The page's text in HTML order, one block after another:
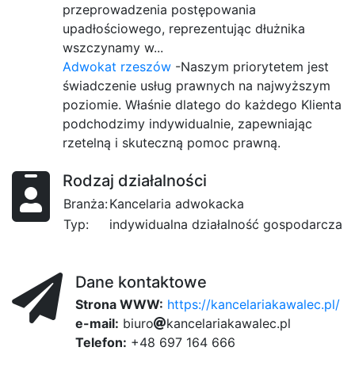
przeprowadzenia postępowania
upadłościowego, reprezentując dłużnika
wszczynamy w...
Adwokat rzeszów -Naszym priorytetem jest
świadczenie usług prawnych na najwyższym
poziomie. Właśnie dlatego do każdego Klienta
podchodzimy indywidualnie, zapewniając
rzetelną i skuteczną pomoc prawną.
Rodzaj działalności
Branża:Kancelaria adwokacka
Typ:
indywidualna działalność gospodarcza
Dane kontaktowe
Strona WWW: https://kancelariakawalec.pl/
e-mail: biuro ka5
nceeca
lariakawal3
e295
c940
.ff
pdb9
l
Telefon: +48 697 164 666